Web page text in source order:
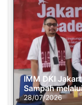
IMM DKI
Sampah
28/07/2026